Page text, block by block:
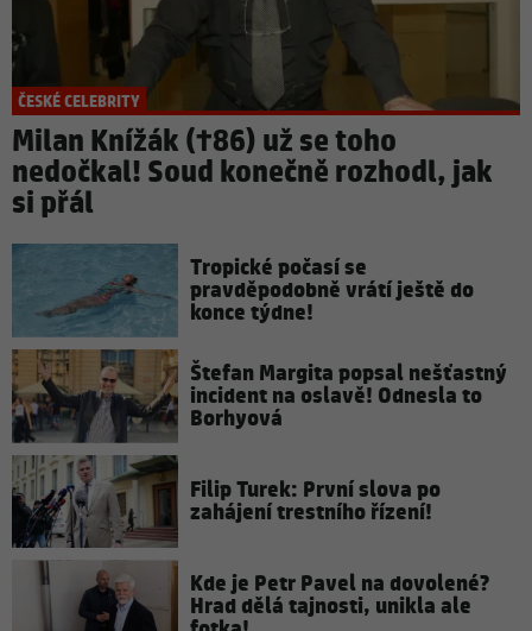
ČESKÉ CELEBRITY
Milan Knížák (†86) už se toho
nedočkal! Soud konečně rozhodl, jak
si přál
Tropické počasí se
pravděpodobně vrátí ještě do
konce týdne!
Štefan Margita popsal nešťastný
incident na oslavě! Odnesla to
Borhyová
Filip Turek: První slova po
zahájení trestního řízení!
Kde je Petr Pavel na dovolené?
Hrad dělá tajnosti, unikla ale